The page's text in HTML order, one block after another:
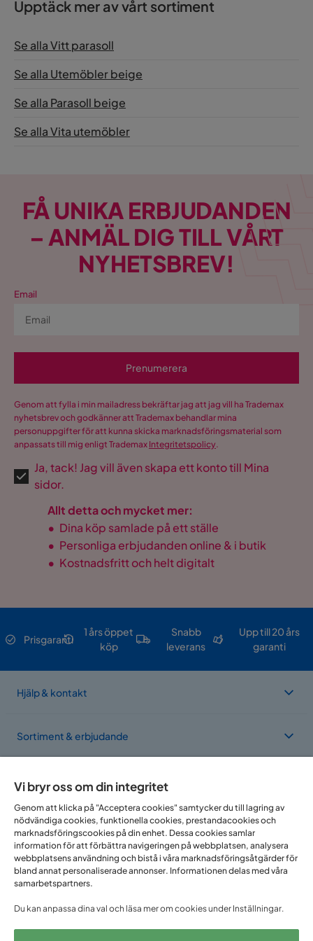
Upptäck mer av vårt sortiment
Se alla Vitt parasoll
Se alla Utemöbler beige
Se alla Parasoll beige
Se alla Vita utemöbler
FÅ UNIKA ERBJUDANDEN
– ANMÄL DIG TILL VÅRT
NYHETSBREV!
Email
Prenumerera
Genom att fylla i min mailadress bekräftar jag att jag vill ha Trademax
nyhetsbrev och godkänner att Trademax behandlar mina
personuppgifter för att kunna skicka marknadsföringsmaterial som
anpassats till mig enligt Trademax Integritetspolicy.
Ja, tack! Jag vill även skapa ett konto till Mina
sidor.
Allt detta och mycket mer:
• Dina köp samlade på ett ställe
• Personliga erbjudanden online & i butik
• Kostnadsfritt och helt digitalt
Prisgaranti
1 års öppet
köp
Snabb
leverans
Upp till 20 års
garanti
Hjälp & kontakt
Sortiment & erbjudande
Vi finns i flera länder
Vi bryr oss om din integritet
Genom att klicka på "Acceptera cookies" samtycker du till lagring av
nödvändiga cookies, funktionella cookies, prestandacookies och
marknadsföringscookies på din enhet. Dessa cookies samlar
information för att förbättra navigeringen på webbplatsen, analysera
webbplatsens användning och bistå i våra marknadsföringsåtgärder för
bland annat personaliserade annonser. Informationen delas med våra
samarbetspartners.
Du kan anpassa dina val och läsa mer om cookies under Inställningar.